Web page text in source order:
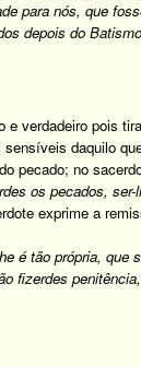
para nós, que
depois do
e verdadeiro pois
daquilo
pecado; no
os pecados,
exprime a
é tão própria,
fizerdes